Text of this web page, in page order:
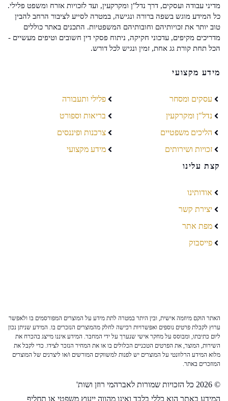
מדיני עבודה ועסקים, דרך נדל"ן ומקרקעין, ועד לזכויות אזרח ומשפט פלילי.
כל המידע מוגש בשפה ברורה ונגישה, במטרה לסייע לציבור הרחב להבין
טוב יותר את זכויותיהם וחובותיהם המשפטיות. התכנים באתר כוללים
מדריכים מקיפים, עדכוני חקיקה, ניתוח פסקי דין חשובים וטיפים מעשיים -
הכל תחת קורת גג אחת, זמין ונגיש לכל דורש.
מידע מקצועי
עסקים ומסחר
נדל"ן ומקרקעין
הליכים משפטיים
זכויות ושירותים
פלילי ותעבורה
בריאות וספורט
צרכנות ופיננסים
מידע מקצועי
קצת עלינו
אודותינו
יצירת קשר
מפת אתר
פייסבוק
האתר הוקם מיוזמה אישית, ובין היתר במטרה לתת מידע על המוצרים המפורסמים בו ולאפשר
ערוץ לקבלת פרטים נוספים ואפשרויות רכישה לחלק מהמוצרים הנזכרים בו. המידע שניתן נכון
ליום כתיבתו, ומבוסס על מחקר אישי שנערך על ידי המחבר. המידע איננו מייצג בהכרח את
השירות, המוצר, את הפרטים הטכניים הכלולים בו או את המחיר הנזכר לצידו. כדי לקבל את
מלוא המידע הרלוונטי על המוצרים יש לפנות למשווקים המורשים ו/או ליצרנים של המוצרים
המוזכרים באתר.
© 2026 כל הזכויות שמורות לאברהמי רוזן ושות'
המידע באתר הוא כללי בלבד ואינו מהווה ייעוץ משפטי או תחליף